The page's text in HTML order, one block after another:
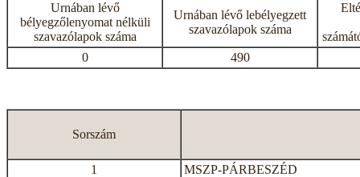
Urnában lévő
bélyegzőlenyomat nélküli
szavazólapok száma
Urnában lévő lebélyegzett
szavazólapok száma
0
490
Sorszám
1
MSZP-PÁRBESZÉD